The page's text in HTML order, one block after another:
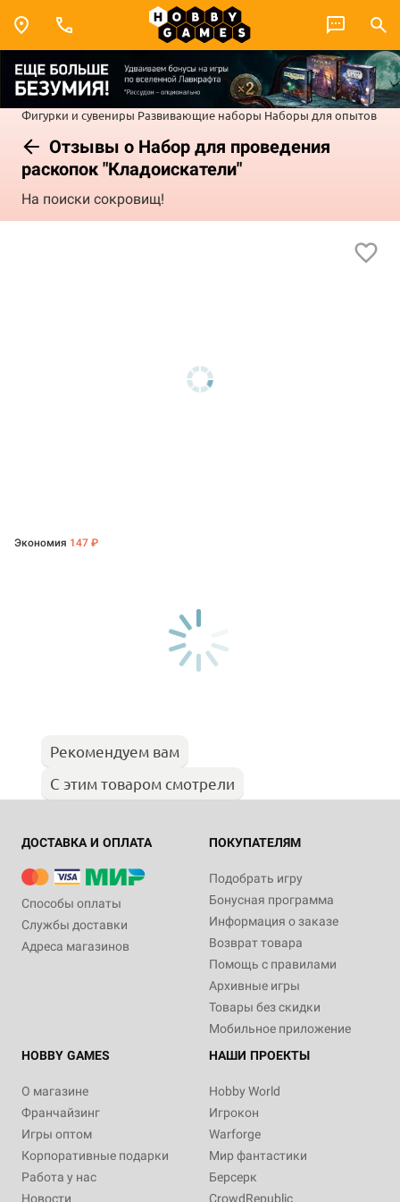
Фигурки и сувениры Развивающие наборы Наборы для опытов
Отзывы о Набор для проведения
раскопок "Кладоискатели"
На поиски сокровищ!
Экономия 147 ₽
Рекомендуем вам
С этим товаром смотрели
ДОСТАВКА И ОПЛАТА
Способы оплаты
Службы доставки
Адреса магазинов
ПОКУПАТЕЛЯМ
Подобрать игру
Бонусная программа
Информация о заказе
Возврат товара
Помощь с правилами
Архивные игры
Товары без скидки
Мобильное приложение
HOBBY GAMES
О магазине
Франчайзинг
Игры оптом
Корпоративные подарки
Работа у нас
Новости
НАШИ ПРОЕКТЫ
Hobby World
Игрокон
Warforge
Мир фантастики
Берсерк
CrowdRepublic